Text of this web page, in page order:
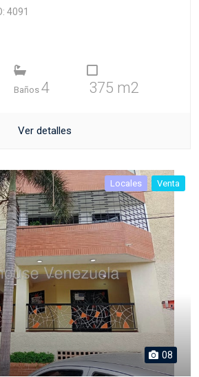
4091
Baños 4 375 m2
Ver detalles
Locales Venta
08